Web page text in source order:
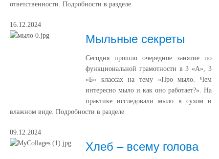
ответственности. Подробности в разделе
16.12.2024
Мыльные секреты
Сегодня прошло очередное занятие по
функциональной грамотности в 3 «А», 3
«Б» классах на тему «Про мыло. Чем
интересно мыло и как оно работает?». На
практике исследовали мыло в сухом и
влажном виде. Подробности в разделе
09.12.2024
Хлеб – всему голова